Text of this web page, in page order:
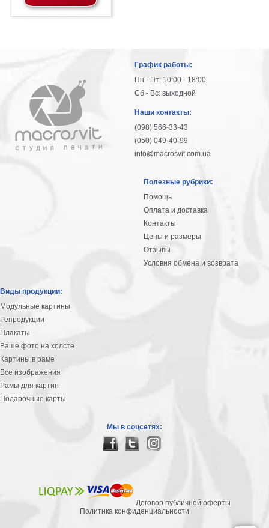
График работы:
Пн - Пт: 10:00 - 18:00
Сб - Вс: выходной
Наши контакты:
(098) 566-33-43
(050) 049-40-99
info@macrosvit.com.ua
Полезные рубрики:
Помощь
Оплата и доставка
Контакты
Цены и размеры
Отзывы
Условия обмена и возврата
Виды продукции:
Модульные картины
Репродукции
Плакаты
Ваше фото на холсте
Картины в раме
Все изображения
Рамы для картин
Подарочные карты
Мы в соцсетях:
Договор публичной оферты
Политика конфиденциальности